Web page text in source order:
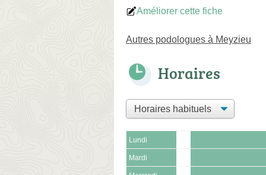
Améliorer cette fiche
Autres podologues à Meyzieu
Horaires
Lundi
Mardi